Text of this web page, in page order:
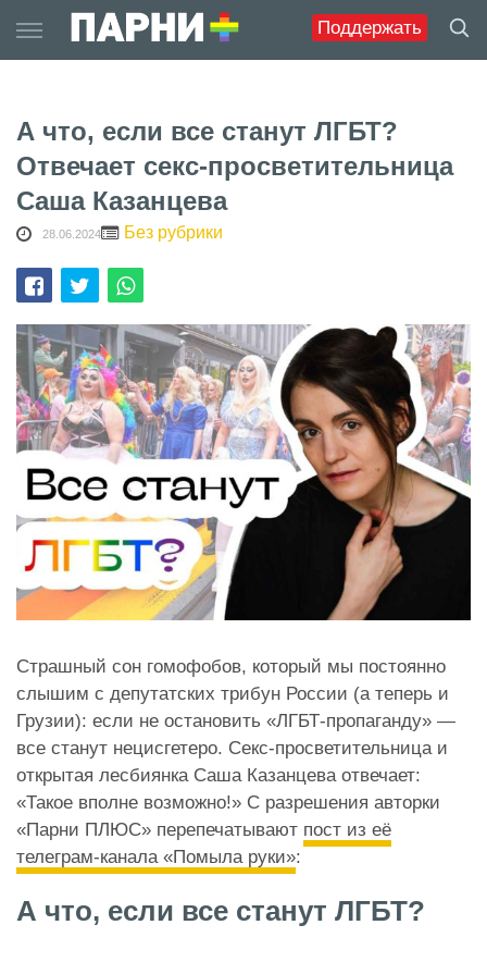
Поддержать
to
content
А что, если все станут ЛГБТ?
Отвечает секс-просветительница
Саша Казанцева
28.06.2024 Без рубрики
Страшный сон гомофобов, который мы постоянно
слышим с депутатских трибун России (а теперь и
Грузии): если не остановить «ЛГБТ-пропаганду» —
все станут нецисгетеро. Секс-просветительница и
открытая лесбиянка Саша Казанцева отвечает:
«Такое вполне возможно!» С разрешения авторки
«Парни ПЛЮС» перепечатывают пост из её
телеграм-канала «Помыла руки»:
А что, если все станут ЛГБТ?